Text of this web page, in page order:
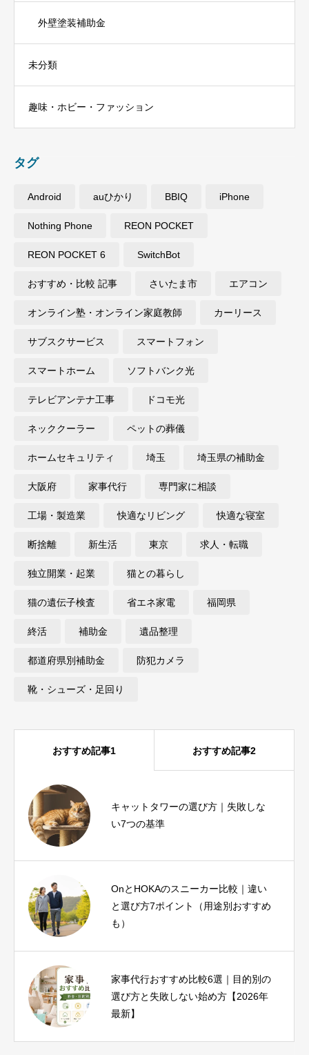
外壁塗装補助金
未分類
趣味・ホビー・ファッション
タグ
Android auひかり BBIQ iPhone
Nothing Phone REON POCKET
REON POCKET 6 SwitchBot
おすすめ・比較 記事 さいたま市 エアコン
オンライン塾・オンライン家庭教師 カーリース
サブスクサービス スマートフォン
スマートホーム ソフトバンク光
テレビアンテナ工事 ドコモ光
ネッククーラー ペットの葬儀
ホームセキュリティ 埼玉 埼玉県の補助金
大阪府 家事代行 専門家に相談
工場・製造業 快適なリビング 快適な寝室
断捨離 新生活 東京 求人・転職
独立開業・起業 猫との暮らし
猫の遺伝子検査 省エネ家電 福岡県
終活 補助金 遺品整理
都道府県別補助金 防犯カメラ
靴・シューズ・足回り
おすすめ記事1 おすすめ記事2
キャットタワーの選び方｜失敗しな
い7つの基準
OnとHOKAのスニーカー比較｜違い
と選び方7ポイント（用途別おすすめ
も）
家事代行おすすめ比較6選｜目的別の
選び方と失敗しない始め方【2026年
最新】
ユーザーが1分で結論を出せる診断つ
ピラティス資格おすすめ比較｜種
類・費用・期間と失敗しない選び方
ヨガインストラクター資格は必要？
種類・費用・未経験から目指す方法
を解説